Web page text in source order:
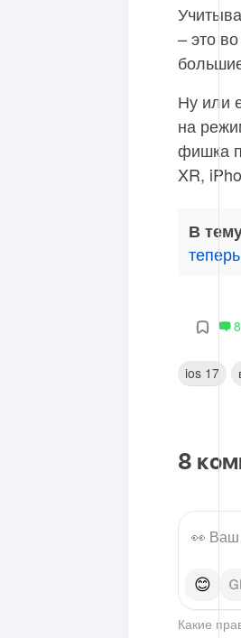
– это
Ну или
на
фишка
XR,
В
8
ios 17
8
😊
Какие